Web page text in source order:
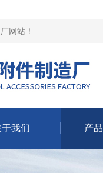
网站 ！
于我们 产